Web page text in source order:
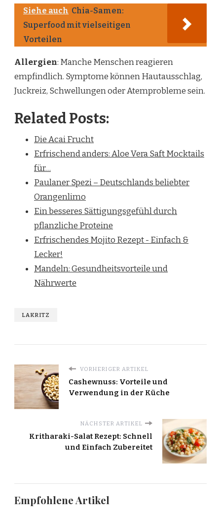
Siehe auch Chia-Samen:
Superfood mit vielseitigen
Vorteilen
Allergien: Manche Menschen reagieren
empfindlich. Symptome können Hautausschlag,
Juckreiz, Schwellungen oder Atemprobleme sein.
Related Posts:
Die Acai Frucht
Erfrischend anders: Aloe Vera Saft Mocktails
für…
Paulaner Spezi – Deutschlands beliebter
Orangenlimo
Ein besseres Sättigungsgefühl durch
pflanzliche Proteine
Erfrischendes Mojito Rezept - Einfach &
Lecker!
Mandeln: Gesundheitsvorteile und
Nährwerte
LAKRITZ
VORHERIGER ARTIKEL
Cashewnuss: Vorteile und
Verwendung in der Küche
NÄCHSTER ARTIKEL
Kritharaki-Salat Rezept: Schnell
und Einfach Zubereitet
Empfohlene Artikel